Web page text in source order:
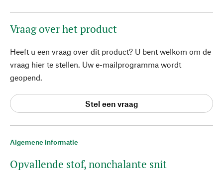
Algemene informatie
Opvallende stof, nonchalante snit
Vraag over het product
Heeft u een vraag over dit product? U bent welkom om de
vraag hier te stellen. Uw e-mailprogramma wordt
geopend.
Stel een vraag